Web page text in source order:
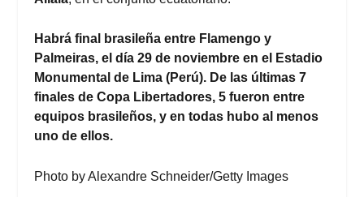
Habrá final brasileña entre Flamengo y
Palmeiras, el día 29 de noviembre en el Estadio
Monumental de Lima (Perú). De las últimas 7
finales de Copa Libertadores, 5 fueron entre
equipos brasileños, y en todas hubo al menos
uno de ellos.
Photo by Alexandre Schneider/Getty Images